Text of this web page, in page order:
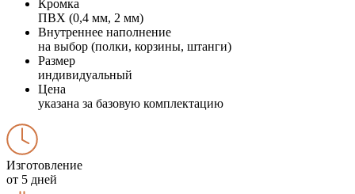
Кромка
ПВХ (0,4 мм, 2 мм)
Внутреннее наполнение
на выбор (полки, корзины, штанги)
Размер
индивидуальный
Цена
указана за базовую комплектацию
Изготовление
от 5 дней